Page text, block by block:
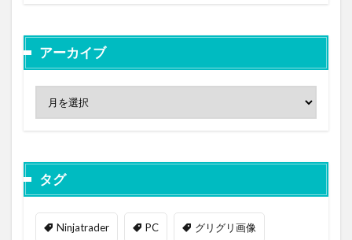
アーカイブ
タグ
Ninjatrader PC グリグリ画像